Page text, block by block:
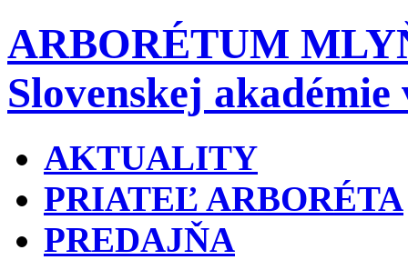
ARBORÉTUM
Slovenskej akadémie
AKTUALITY
PRIATEĽ ARBORÉTA
PREDAJŇA